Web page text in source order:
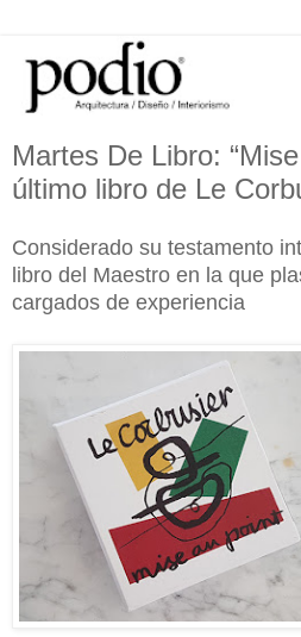
Martes De Libro:
último libro de Le
Considerado su testamento
libro del Maestro en la que
cargados de experiencia